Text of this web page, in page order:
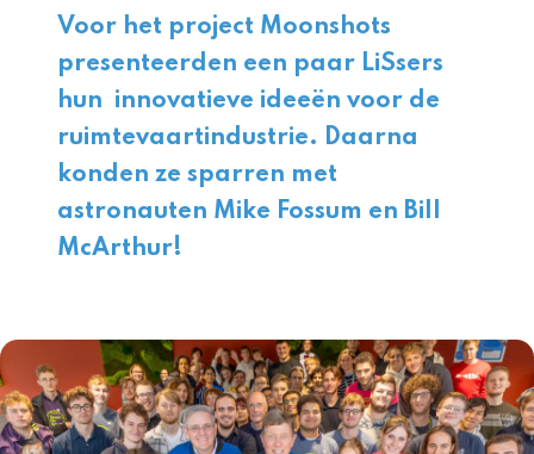
Voor het project Moonshots
presenteerden een paar LiSsers
hun innovatieve ideeën voor de
ruimtevaartindustrie. Daarna
konden ze sparren met
astronauten Mike Fossum en Bill
McArthur!